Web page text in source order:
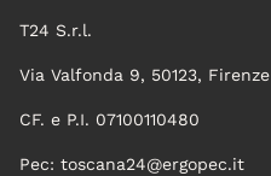
T24 S.r.l.
Via Valfonda 9, 50123, Firenze
CF. e P.I. 07100110480
Pec: toscana24@ergopec.it